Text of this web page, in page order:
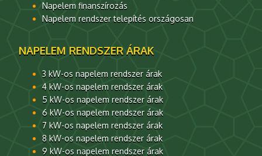
Napelem finanszírozás
Napelem rendszer telepítés országosan
NAPELEM RENDSZER ÁRAK
3 kW-os napelem rendszer árak
4 kW-os napelem rendszer árak
5 kW-os napelem rendszer árak
6 kW-os napelem rendszer árak
7 kW-os napelem rendszer árak
8 kW-os napelem rendszer árak
9 kW-os napelem rendszer árak